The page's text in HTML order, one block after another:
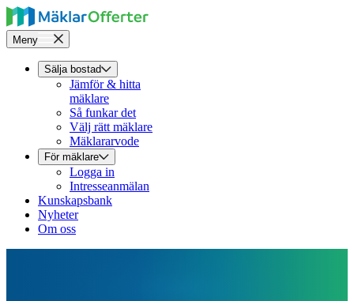
Meny
Sälja bostad
Jämför & hitta
mäklare
Så funkar det
Välj rätt mäklare
Mäklararvode
För mäklare
Logga in
Intresseanmälan
Kunskapsbank
Nyheter
Om oss